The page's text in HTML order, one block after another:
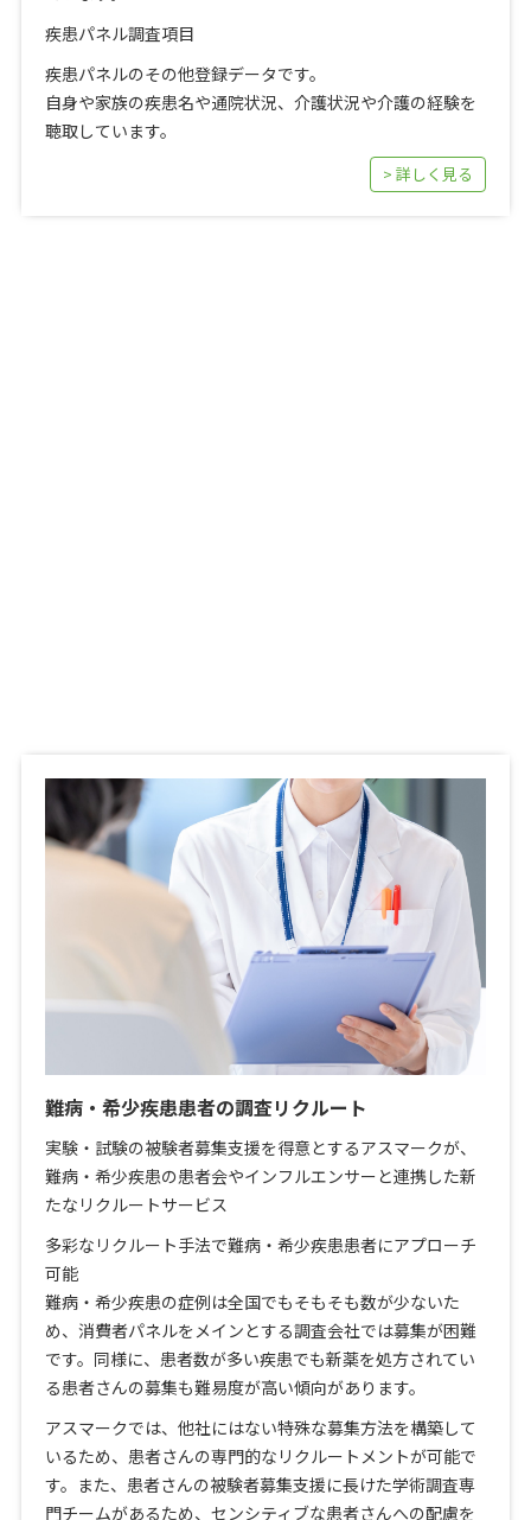
疾患パネル調査項目
疾患パネルのその他登録データです。
自身や家族の疾患名や通院状況、介護状況や介護の経験を
聴取しています。
> 詳しく見る
難病・希少疾患患者の調査リクルート
実験・試験の被験者募集支援を得意とするアスマークが、
難病・希少疾患の患者会やインフルエンサーと連携した新
たなリクルートサービス
多彩なリクルート手法で難病・希少疾患患者にアプローチ
可能
難病・希少疾患の症例は全国でもそもそも数が少ないた
め、消費者パネルをメインとする調査会社では募集が困難
です。同様に、患者数が多い疾患でも新薬を処方されてい
る患者さんの募集も難易度が高い傾向があります。
アスマークでは、他社にはない特殊な募集方法を構築して
いるため、患者さんの専門的なリクルートメントが可能で
す。また、患者さんの被験者募集支援に長けた学術調査専
門チームがあるため、センシティブな患者さんへの配慮を